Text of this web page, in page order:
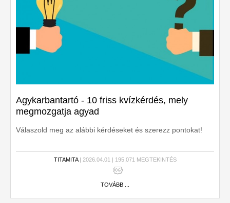
Agykarbantartó - 10 friss kvízkérdés, mely
megmozgatja agyad
Válaszold meg az alábbi kérdéseket és szerezz pontokat!
TITAMITA| 2026.04.01 | 195,071 MEGTEKINTÉS
TOVÁBB ...